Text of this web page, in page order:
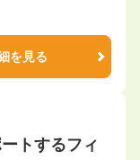
を見る
トするフィ